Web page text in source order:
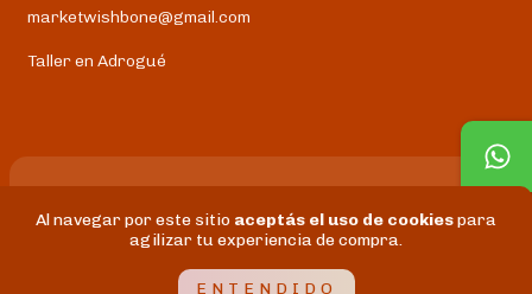
Al navegar por este sitio aceptás el uso de cookiespara
agilizar tu experiencia de compra.
ENTENDIDO
marketwishbone@gmail.com
Taller en Adrogué
Copyright WISHBONE - 2026. Todos los derechos reservados.
Botón de arrepentimiento